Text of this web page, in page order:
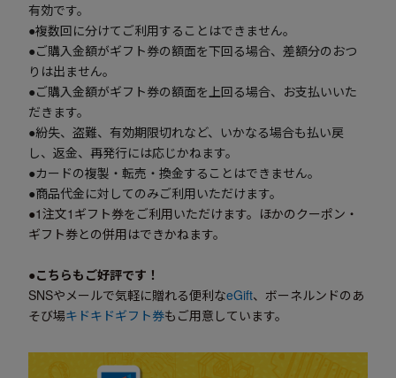
有効です。
●複数回に分けてご利用することはできません。
●ご購入金額がギフト券の額面を下回る場合、差額分のおつ
りは出ません。
●ご購入金額がギフト券の額面を上回る場合、お支払いいた
だきます。
●紛失、盗難、有効期限切れなど、いかなる場合も払い戻
し、返金、再発行には応じかねます。
●カードの複製・転売・換金することはできません。
●商品代金に対してのみご利用いただけます。
●1注文1ギフト券をご利用いただけます。ほかのクーポン・
ギフト券との併用はできかねます。
●こちらもご好評です！
SNSやメールで気軽に贈れる便利なeGift、ボーネルンドのあ
そび場キドキドギフト券もご用意しています。